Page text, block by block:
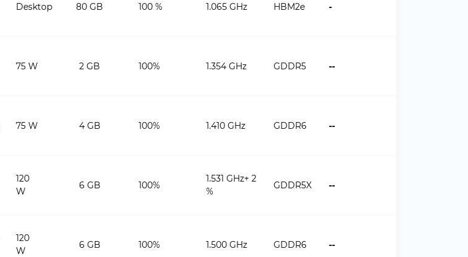
Desktop 80 GB 100 % 1.065 GHz HBM2e -
75 W 2 GB 100% 1.354 GHz GDDR5 --
75 W 4 GB 100% 1.410 GHz GDDR6 --
120
W
6 GB 100%
1.531 GHz+ 2
%
GDDR5X --
120
W
6 GB 100% 1.500 GHz GDDR6 --